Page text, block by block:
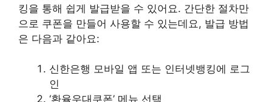
킹을 통해 쉽게 발급받을 수 있어요. 간단한 절차만
으로 쿠폰을 만들어 사용할 수 있는데요, 발급 방법
은 다음과 같아요:
신한은행 모바일 앱 또는 인터넷뱅킹에 로그
인
‘환율우대쿠폰’ 메뉴 선택